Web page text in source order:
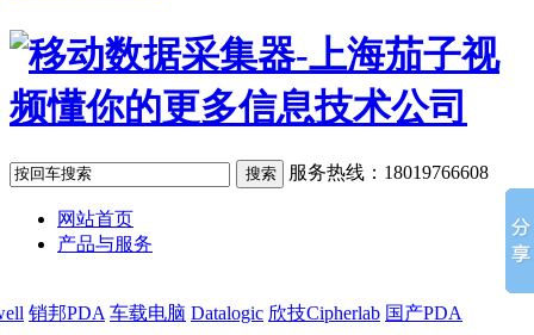
服务热线：18019766608
网站首页
产品与服务
销邦PDA 车载电脑 Datalogic 欣技Cipherlab 国产PDA